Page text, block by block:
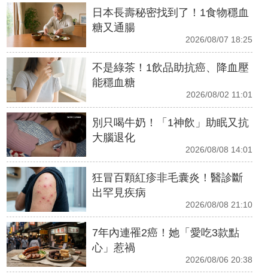
日本長壽秘密找到了！1食物穩血
糖又通腸
2026/08/07 18:25
不是綠茶！1飲品助抗癌、降血壓
能穩血糖
2026/08/02 11:01
別只喝牛奶！「1神飲」助眠又抗
大腦退化
2026/08/08 14:01
狂冒百顆紅疹非毛囊炎！醫診斷
出罕見疾病
2026/08/08 21:10
7年內連罹2癌！她「愛吃3款點
心」惹禍
2026/08/06 20:38